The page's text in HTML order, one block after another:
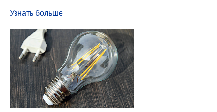
Узнать большео курсе «Физика C: механика» по